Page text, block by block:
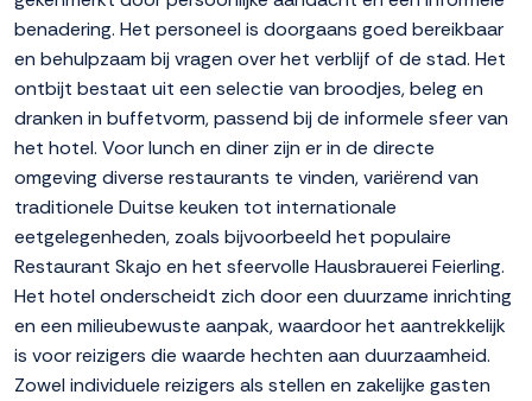
benadering. Het personeel is doorgaans goed bereikbaar
en behulpzaam bij vragen over het verblijf of de stad. Het
ontbijt bestaat uit een selectie van broodjes, beleg en
dranken in buffetvorm, passend bij de informele sfeer van
het hotel. Voor lunch en diner zijn er in de directe
omgeving diverse restaurants te vinden, variërend van
traditionele Duitse keuken tot internationale
eetgelegenheden, zoals bijvoorbeeld het populaire
Restaurant Skajo en het sfeervolle Hausbrauerei Feierling.
Het hotel onderscheidt zich door een duurzame inrichting
en een milieubewuste aanpak, waardoor het aantrekkelijk
is voor reizigers die waarde hechten aan duurzaamheid.
Zowel individuele reizigers als stellen en zakelijke gasten